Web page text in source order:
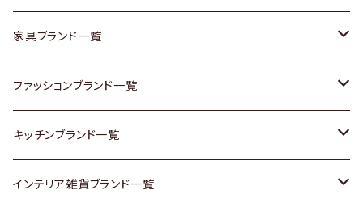
チェスト
その他家具
Vintageヴィンテージ / Antiqueアンティーク
Designers / デザイナーズ
靴
スカーフ
腕時計
Vintage / ヴィンテージ
Vintage / ヴィンテージ
銀製品
和物 / 作家物
その他キッチン雑貨
その他楽器
家具ブランド一覧
ACME Furniture / アクメ ファニチャー
ACTUS / アクタス
arflex / アルフレックス
ファッションブランド一覧
agnes b / アニエス ベー
BALLY / バリー
キッチンブランド一覧
ARABIA / アラビア
インテリア雑貨ブランド一覧